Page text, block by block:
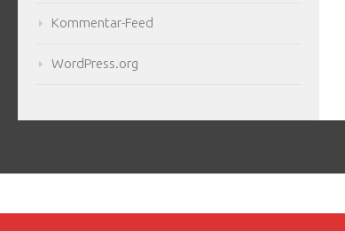
Kommentar-Feed
WordPress.org